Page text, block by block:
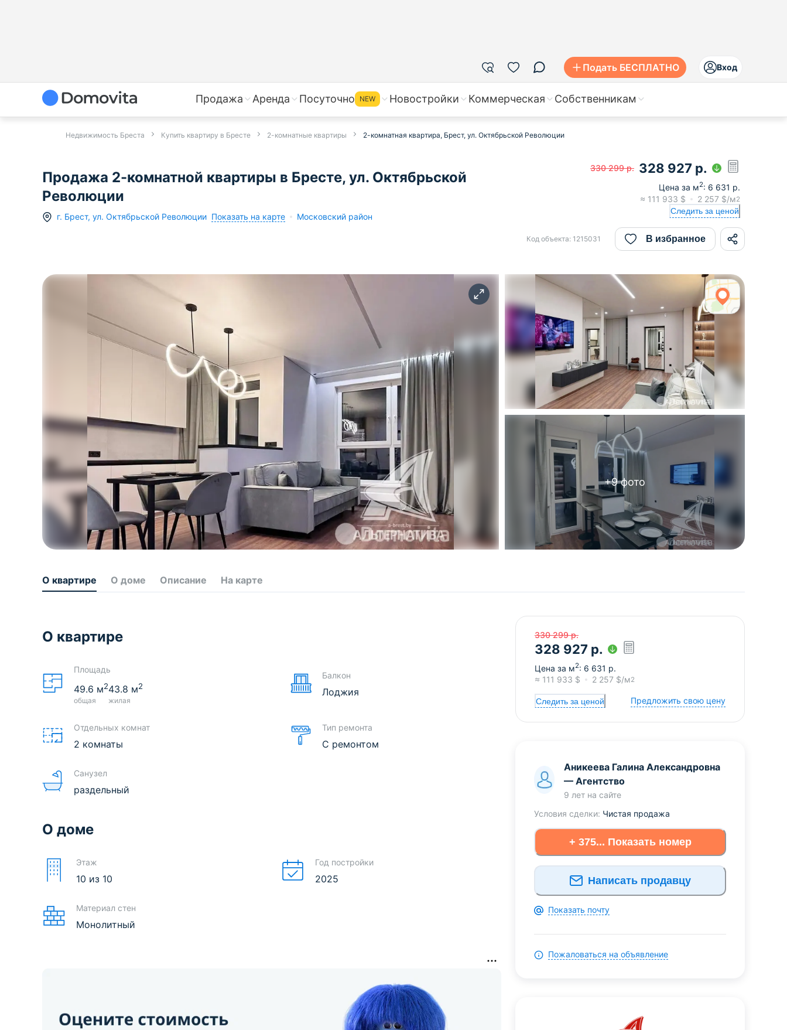
Подать БЕСПЛАТНО Вход
Продажа Аренда Посуточно NEW Новостройки Коммерческая Собственникам
Недвижимость Бреста Купить квартиру в Бресте 2-комнатные квартиры 2-комнатная квартира, Брест, ул. Октябрьской Революции
Продажа 2-комнатной квартиры в Бресте, ул. Октябрьской
Революции
г. Брест, ул. Октябрьской Революции Показать на карте Московский район
330 299 р. 328 927 р.
Цена за м2: 6 631 р.
≈ 111 933 $ 2 257 $/м2
Следить за ценой
Код объекта: 1215031 В избранное
+9фото
О квартире О доме Описание На карте
О квартире
Площадь
49.6 м2
общая
43.8 м2
жилая
Отдельных комнат
2 комнаты
Санузел
раздельный
Балкон
Лоджия
Тип ремонта
С ремонтом
О доме
Этаж
10 из 10
Материал стен
Монолитный
Год постройки
2025
330 299 р.
328 927 р.
Цена за м2: 6 631 р.
≈ 111 933 $ 2 257 $/м2
Следить за ценой Предложить свою цену
Аникеева Галина Александровна
—Агентство
9 лет на сайте
Условия сделки: Чистая продажа
+ 375... Показать номер
Написать продавцу
Показать почту
Пожаловаться на объявление